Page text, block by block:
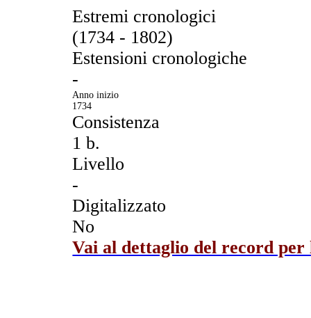
Estremi cronologici
(1734 - 1802)
Estensioni cronologiche
-
Anno inizio
1734
Consistenza
1 b.
Livello
-
Digitalizzato
No
Vai al dettaglio del record per